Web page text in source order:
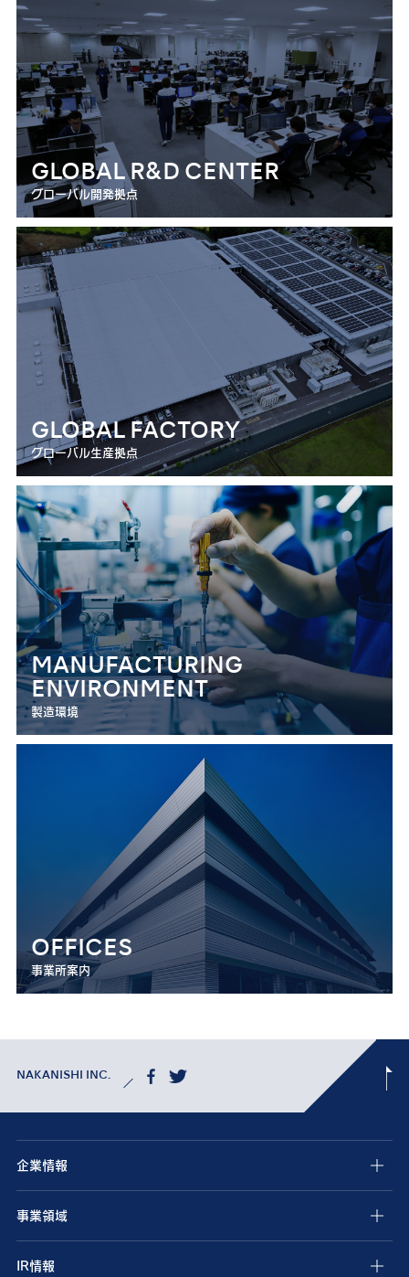
GLOBAL R&D CENTER
グローバル開発拠点
GLOBAL FACTORY
グローバル生産拠点
MANUFACTURING
ENVIRONMENT
製造環境
OFFICES
事業所案内
NAKANISHI INC.
企業情報
事業領域
IR情報